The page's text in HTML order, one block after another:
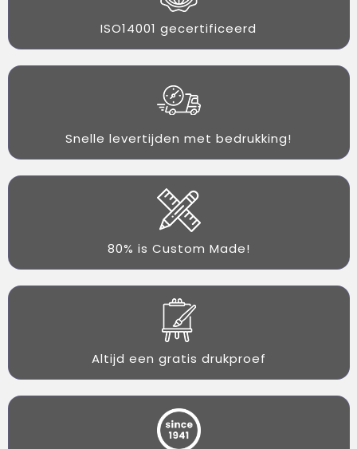
ISO14001 gecertificeerd
Snelle levertijden met bedrukking!
80% is Custom Made!
Altijd een gratis drukproef